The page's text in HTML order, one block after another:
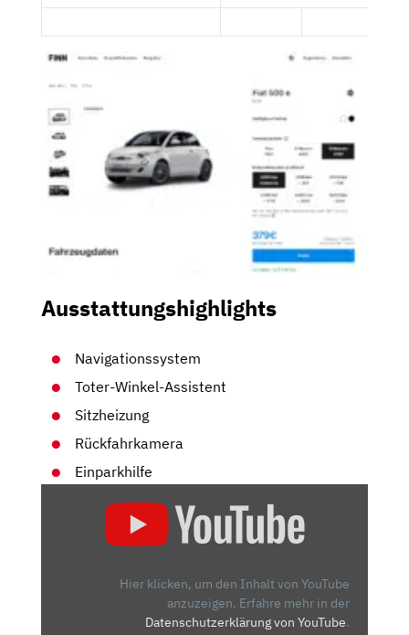
Ausstattungshighlights
Navigationssystem
Toter-Winkel-Assistent
Sitzheizung
Rückfahrkamera
Einparkhilfe
Hier klicken, um den Inhalt von YouTube
anzuzeigen. Erfahre mehr in der
Datenschutzerklärung von YouTube.